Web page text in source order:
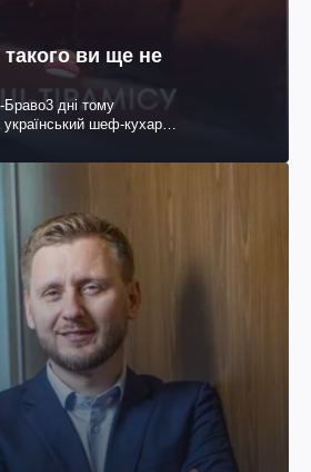
такого ви ще не
Браво3 дні тому
український шеф-кухар